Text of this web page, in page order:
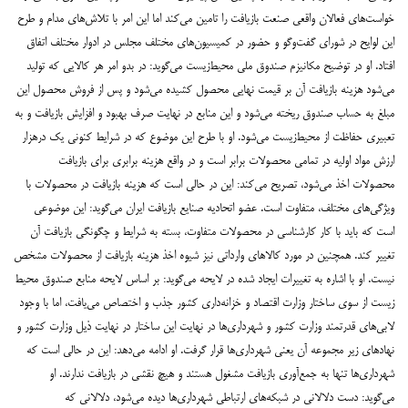
خواست‌های فعالان واقعی صنعت بازیافت را تامین می‌کند اما این امر با تلاش‌های مدام و طرح
این لوایح در شورای گفت‌وگو و حضور در کمیسیون‌های مختلف مجلس در ادوار مختلف اتفاق
افتاد. او در توضیح مکانیزم صندوق ملی محیط‌زیست می‌گوید: در بدو امر هر کالایی که تولید
می‌شود هزینه بازیافت آن بر قیمت نهایی محصول کشیده می‌شود و پس از فروش محصول این
مبلغ به حساب صندوق ریخته می‌شود و این منابع در نهایت صرف بهبود و افزایش بازیافت و به
تعبیری حفاظت از محیط‌زیست می‌شود. او با طرح این موضوع که در شرایط کنونی یک ‌در‌هزار
ارزش مواد اولیه در تمامی محصولات برابر است و در واقع هزینه برابری برای بازیافت
محصولات اخذ می‌شود، تصریح می‌کند: این در حالی است که هزینه بازیافت در محصولات با
ویژگی‌های مختلف، متفاوت است. عضو اتحادیه صنایع بازیافت ایران می‌گوید: این موضوعی
است که باید با کار کارشناسی در محصولات متفاوت، بسته به شرایط و چگونگی بازیافت آن
تغییر کند. همچنین در مورد کالاهای وارداتی نیز شیوه‌ اخذ هزینه بازیافت از محصولات مشخص
نیست. او با اشاره به تغییرات ایجاد شده در لایحه می‌گوید: بر اساس لایحه منابع صندوق محیط
زیست از سوی ساختار وزارت اقتصاد و خزانه‌داری کشور جذب و اختصاص می‌یافت، اما با وجود
لابی‌های قدرتمند وزارت کشور و شهرداری‌ها در نهایت این ساختار در نهایت ذیل وزارت کشور‌ و
نهاد‌های زیر مجموعه آن یعنی شهرداری‌ها قرار گرفت. او ادامه می‌دهد: این در حالی است که
شهرداری‌ها تنها به جمع‌آوری بازیافت مشغول هستند و هیچ نقشی در بازیافت ندارند. او
می‌گوید: دست دلالانی در شبکه‌های ارتباطی شهرداری‌ها دیده می‌شود، دلالانی که